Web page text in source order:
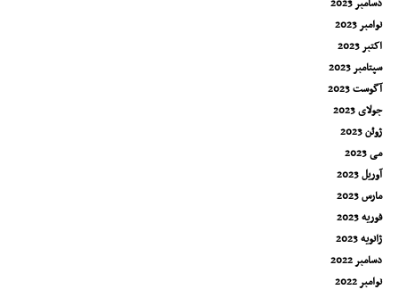
دسامبر 2023
نوامبر 2023
اکتبر 2023
سپتامبر 2023
آگوست 2023
جولای 2023
ژوئن 2023
می 2023
آوریل 2023
مارس 2023
فوریه 2023
ژانویه 2023
دسامبر 2022
نوامبر 2022